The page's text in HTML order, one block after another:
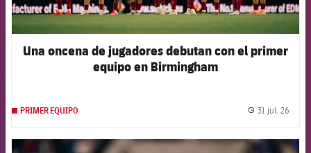
Una oncena de jugadores debutan con el primer
equipo en Birmingham
PRIMER EQUIPO 31 jul. 26
FCB Barcelona badge